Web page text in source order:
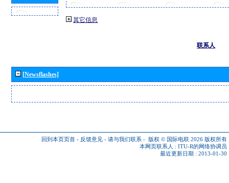
其它信息
联系人
[Newsflashes]
回到本页页首 - 反馈意见 - 请与我们联系 - 版权 © 国际电联 2026 版权所有
本网页联系人 : ITU-R的网络协调员
最近更新日期 : 2013-01-30